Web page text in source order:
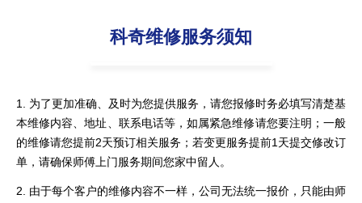
1. 为了更加准确、及时为您提供服务，请您报修时务必填写清楚基
本维修内容、地址、联系电话等，如属紧急维修请您要注明；一般
的维修请您提前2天预订相关服务；若变更服务提前1天提交修改订
单，请确保师傅上门服务期间您家中留人。
2. 由于每个客户的维修内容不一样，公司无法统一报价，只能由师
科奇维修服务须知